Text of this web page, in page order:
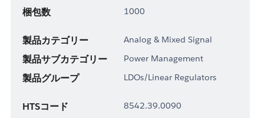
梱包数 1000
製品カテゴリー Analog & Mixed Signal
製品サブカテゴリー Power Management
製品グループ LDOs/Linear Regulators
HTSコード 8542.39.0090